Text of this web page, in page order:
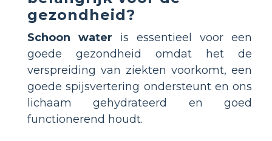
gezondheid?
Schoon water is essentieel voor een
goede gezondheid omdat het de
verspreiding van ziekten voorkomt, een
goede spijsvertering ondersteunt en ons
lichaam gehydrateerd en goed
functionerend houdt.